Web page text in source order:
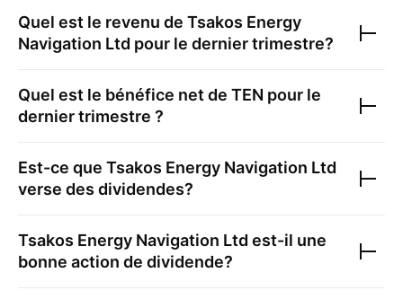
Quel est le revenu de Tsakos Energy
Navigation Ltd pour le dernier trimestre?
Quel est le bénéfice net de TEN pour le
dernier trimestre ?
Est-ce que Tsakos Energy Navigation Ltd
verse des dividendes?
Tsakos Energy Navigation Ltd est-il une
bonne action de dividende?